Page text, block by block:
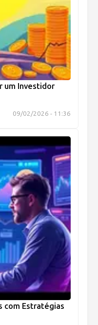
um Investidor
09/02/2026 - 11:36
com Estratégias